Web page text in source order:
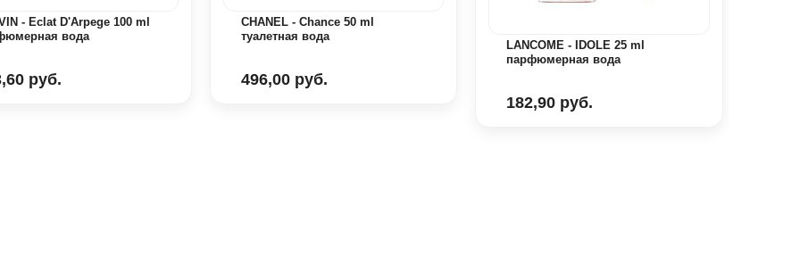
- Eclat D'Arpege 100 ml
вода
руб.
CHANEL - Chance 50 ml
туалетная вода
496,00 руб.
LANCOME - IDOLE 25 ml
парфюмерная вода
182,90 руб.